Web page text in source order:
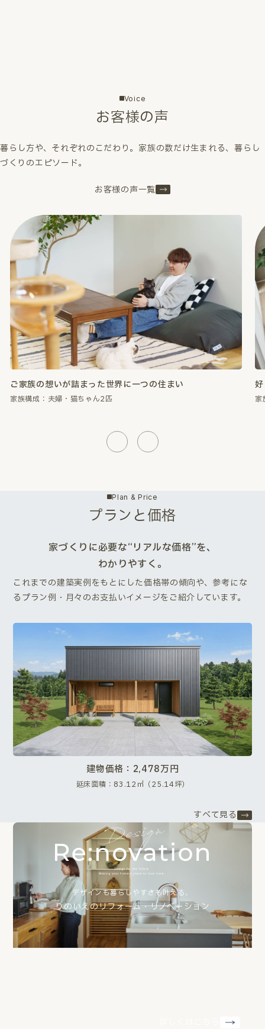
Voice
お客様の声
暮らし方や、それぞれのこだわり。家族の数だけ生まれる、暮らし
づくりのエピソード。
お客様の声一覧
好きなものに囲まれて、心が満たされる暮らし。
家族構成：夫婦・猫ちゃん2匹 家
Plan & Price
プランと価格
家づくりに必要な“リアルな価格”を、
わかりやすく。
これまでの建築実例をもとにした価格帯の傾向や、参考にな
るプラン例・月々のお支払いイメージをご紹介しています。
建物価格：2,478万円
延床面積：83.12㎡（25.14坪）
すべて見る
デザインも暮らしやすさも叶える、
りのいえのリフォーム・リノベーション